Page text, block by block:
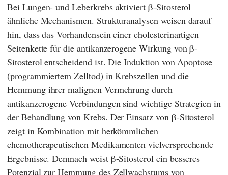
Bei Lungen- und Leberkrebs aktiviert β-Sitosterol
ähnliche Mechanismen. Strukturanalysen weisen darauf
hin, dass das Vorhandensein einer cholesterinartigen
Seitenkette für die antikanzerogene Wirkung von β-
Sitosterol entscheidend ist. Die Induktion von Apoptose
(programmiertem Zelltod) in Krebszellen und die
Hemmung ihrer malignen Vermehrung durch
antikanzerogene Verbindungen sind wichtige Strategien in
der Behandlung von Krebs. Der Einsatz von β-Sitosterol
zeigt in Kombination mit herkömmlichen
chemotherapeutischen Medikamenten vielversprechende
Ergebnisse. Demnach weist β-Sitosterol ein besseres
Potenzial zur Hemmung des Zellwachstums von